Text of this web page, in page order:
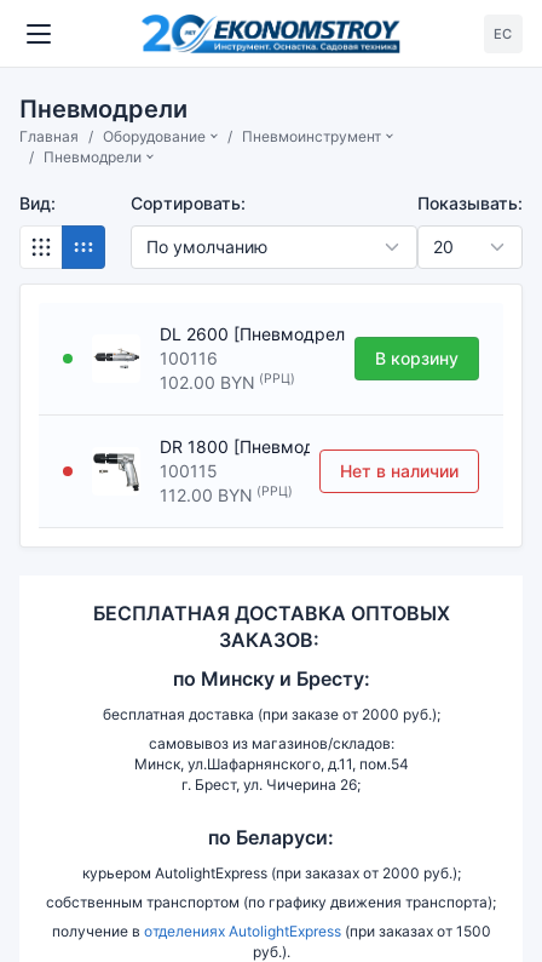
ЕС
Пневмодрели
Главная Оборудование
Пневмоинструмент
Пневмодрели
Вид: Сортировать: Показывать:
DL 2600 [Пневмодрель FUBAG]
100116
102.00 BYN (РРЦ)
В корзину
DR 1800 [Пневмодрель FUBAG]
100115
112.00 BYN (РРЦ)
Нет в наличии
БЕСПЛАТНАЯ ДОСТАВКА ОПТОВЫХ
ЗАКАЗОВ:
по Минску и Бресту:
бесплатная доставка (при заказе от 2000 руб.);
самовывоз из магазинов/складов:
Минск, ул.Шафарнянского, д.11, пом.54
г. Брест, ул. Чичерина 26;
по Беларуси:
курьером AutolightExpress (при заказах от 2000 руб.);
собственным транспортом (по графику движения транспорта);
получение в отделениях AutolightExpress(при заказах от 1500
руб.).